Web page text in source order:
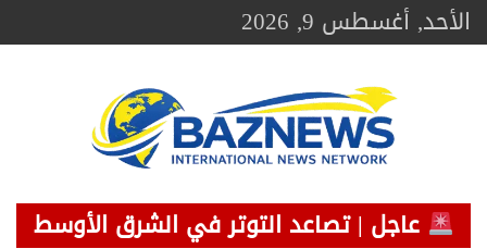
Skip
toالأحد, أغسطس 9, 2026
BAZNEWS
شبكة باز الإخبارية
عاجل | تصاعد التوتر في الشرق الأوسط